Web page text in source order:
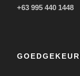
+63 995 440 1448